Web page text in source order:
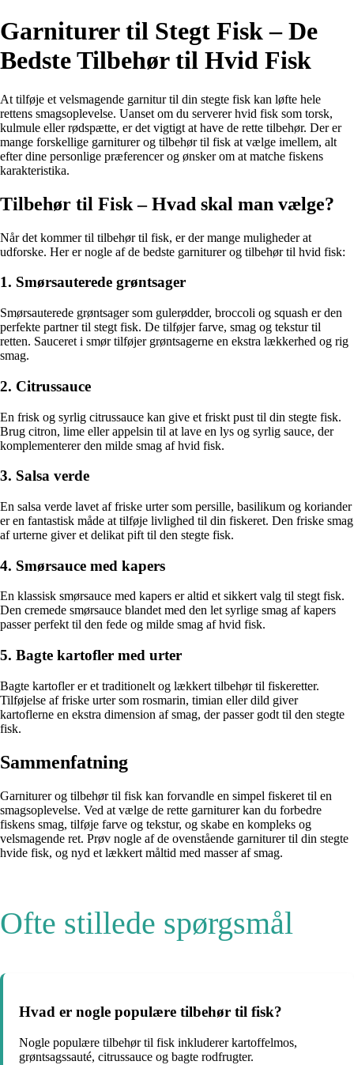
Garniturer til Stegt Fisk – De
Bedste Tilbehør til Hvid Fisk
At tilføje et velsmagende garnitur til din stegte fisk kan løfte hele
rettens smagsoplevelse. Uanset om du serverer hvid fisk som torsk,
kulmule eller rødspætte, er det vigtigt at have de rette tilbehør. Der er
mange forskellige garniturer og tilbehør til fisk at vælge imellem, alt
efter dine personlige præferencer og ønsker om at matche fiskens
karakteristika.
Tilbehør til Fisk – Hvad skal man vælge?
Når det kommer til tilbehør til fisk, er der mange muligheder at
udforske. Her er nogle af de bedste garniturer og tilbehør til hvid fisk:
1. Smørsauterede grøntsager
Smørsauterede grøntsager som gulerødder, broccoli og squash er den
perfekte partner til stegt fisk. De tilføjer farve, smag og tekstur til
retten. Sauceret i smør tilføjer grøntsagerne en ekstra lækkerhed og rig
smag.
2. Citrussauce
En frisk og syrlig citrussauce kan give et friskt pust til din stegte fisk.
Brug citron, lime eller appelsin til at lave en lys og syrlig sauce, der
komplementerer den milde smag af hvid fisk.
3. Salsa verde
En salsa verde lavet af friske urter som persille, basilikum og koriander
er en fantastisk måde at tilføje livlighed til din fiskeret. Den friske smag
af urterne giver et delikat pift til den stegte fisk.
4. Smørsauce med kapers
En klassisk smørsauce med kapers er altid et sikkert valg til stegt fisk.
Den cremede smørsauce blandet med den let syrlige smag af kapers
passer perfekt til den fede og milde smag af hvid fisk.
5. Bagte kartofler med urter
Bagte kartofler er et traditionelt og lækkert tilbehør til fiskeretter.
Tilføjelse af friske urter som rosmarin, timian eller dild giver
kartoflerne en ekstra dimension af smag, der passer godt til den stegte
fisk.
Sammenfatning
Garniturer og tilbehør til fisk kan forvandle en simpel fiskeret til en
smagsoplevelse. Ved at vælge de rette garniturer kan du forbedre
fiskens smag, tilføje farve og tekstur, og skabe en kompleks og
velsmagende ret. Prøv nogle af de ovenstående garniturer til din stegte
hvide fisk, og nyd et lækkert måltid med masser af smag.
Ofte stillede spørgsmål
Hvad er nogle populære tilbehør til fisk?
Nogle populære tilbehør til fisk inkluderer kartoffelmos,
grøntsagssauté, citrussauce og bagte rodfrugter.